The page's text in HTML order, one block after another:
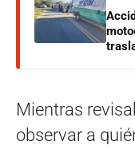
Mientras
observar a